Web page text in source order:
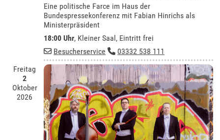
Eine politische Farce im Haus der
Bundespressekonferenz mit Fabian Hinrichs als
Ministerpräsident
18:00 Uhr, Kleiner Saal , Eintritt frei
Besucherservice
03332 538 111
Freitag
2
Oktober
2026